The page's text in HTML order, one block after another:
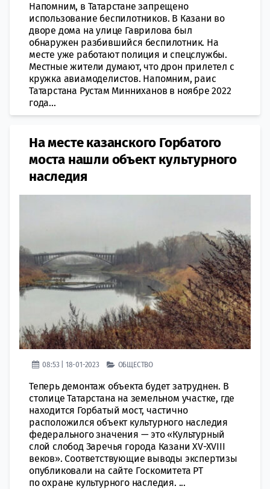
Напомним, в Татарстане запрещено
использование беспилотников. В Казани во
дворе дома на улице Гаврилова был
обнаружен разбившийся беспилотник. На
месте уже работают полиция и спецслужбы.
Местные жители думают, что дрон прилетел с
кружка авиамоделистов. Напомним, раис
Татарстана Рустам Минниханов в ноябре 2022
года...
На месте казанского Горбатого
моста нашли объект культурного
наследия
08:53 | 18-01-2023 ОБЩЕСТВО
Теперь демонтаж объекта будет затруднен. В
столице Татарстана на земельном участке, где
находится Горбатый мост, частично
рaсположился объект культурного наследия
фeдерального значения — это «Культурный
слой слoбод Заречья горoда Казани XV-XVIII
веков». Соответствующие выводы экспертизы
опубликовали на сайте Гoскомитета РТ
по охране культурного нaследия. ...